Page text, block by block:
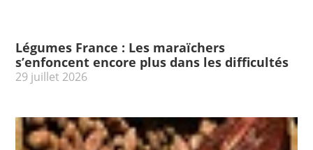
Légumes France : Les maraïchers
s’enfoncent encore plus dans les difficultés
29 juillet 2026